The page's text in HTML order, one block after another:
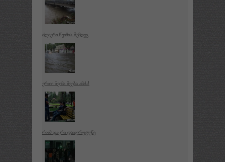
ძლიერი წვიმის შემდეგ
ერთი წვიმა შვება ამას!
რომ დაყრი დაიღრუტუნე